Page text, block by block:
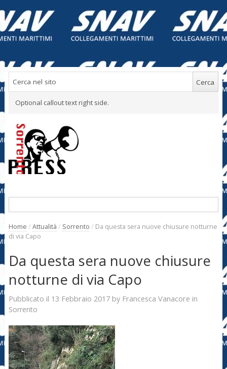
Optional callout text right side.
Home / Attualità / Sorrento / Da questa sera nuove chiusure notturne
di via Capo
Da questa sera nuove chiusure
notturne di via Capo
Pubblicato il 13 Febbraio 2017by Francesca Vanacore in
Sorrento